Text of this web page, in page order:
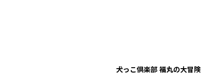
犬っこ倶楽部 福丸の大冒険